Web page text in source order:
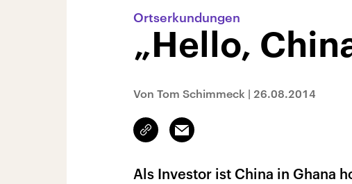
Ortserkundungen
„Hello,
Von Tom Schimmeck | 26.08.2014
Link
kopieren/teilen
Email
Als Investor ist China in Ghana